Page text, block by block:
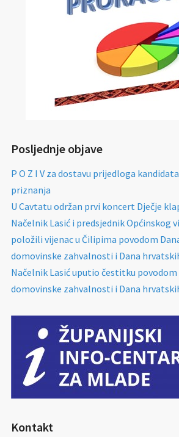
Posljednje objave
P O Z I V za dostavu prijedloga
priznanja
U Cavtatu održan prvi koncert Dječje
Načelnik Lasić i predsjednik Općinskog
položili vijenac u Čilipima povodom
domovinske zahvalnosti i Dana
Načelnik Lasić uputio čestitku povodom
domovinske zahvalnosti i Dana
Kontakt